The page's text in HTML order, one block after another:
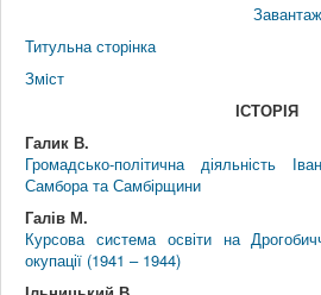
Титульна сторінка
Змiст
ІСТОРІЯ
Галик В.
Громадсько-політична діяльність
Самбора та Самбірщини
Галів М.
Курсова система освіти на
окупації (1941 – 1944)